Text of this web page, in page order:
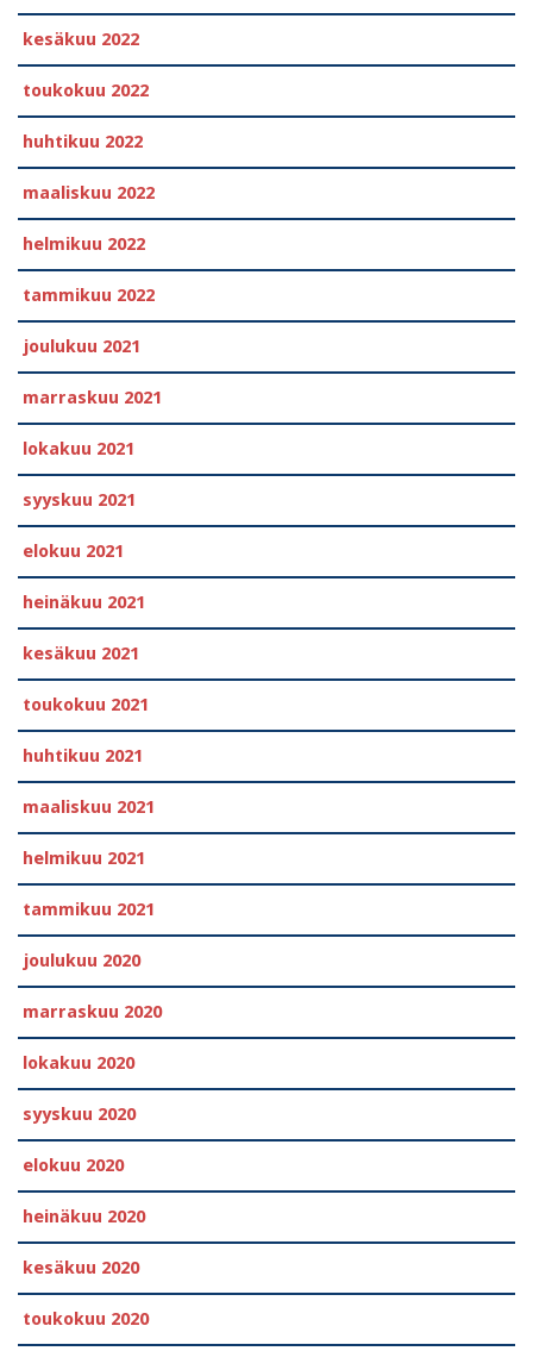
kesäkuu 2022
toukokuu 2022
huhtikuu 2022
maaliskuu 2022
helmikuu 2022
tammikuu 2022
joulukuu 2021
marraskuu 2021
lokakuu 2021
syyskuu 2021
elokuu 2021
heinäkuu 2021
kesäkuu 2021
toukokuu 2021
huhtikuu 2021
maaliskuu 2021
helmikuu 2021
tammikuu 2021
joulukuu 2020
marraskuu 2020
lokakuu 2020
syyskuu 2020
elokuu 2020
heinäkuu 2020
kesäkuu 2020
toukokuu 2020